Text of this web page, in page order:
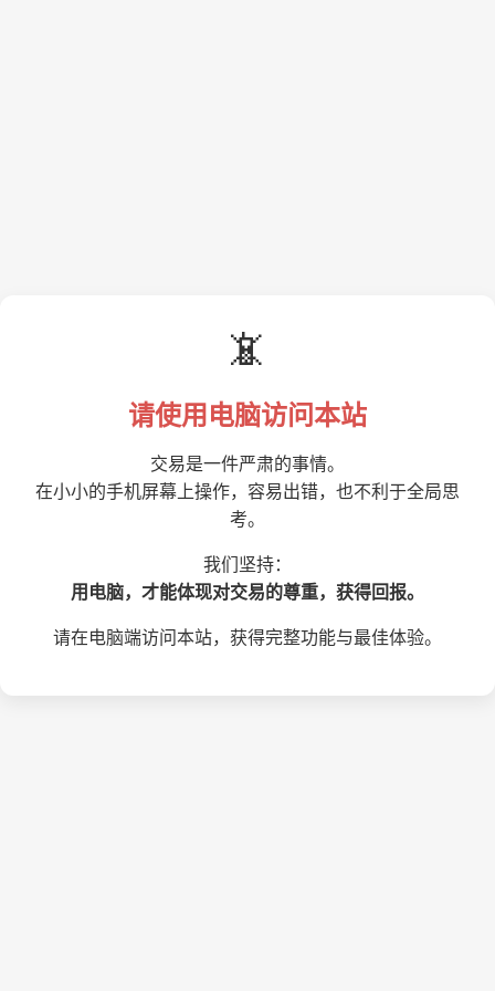
📵
请使用电脑访问本站
交易是一件严肃的事情。
在小小的手机屏幕上操作，容易出错，也不利于全局思
考。
我们坚持：
用电脑，才能体现对交易的尊重，获得回报。
请在电脑端访问本站，获得完整功能与最佳体验。